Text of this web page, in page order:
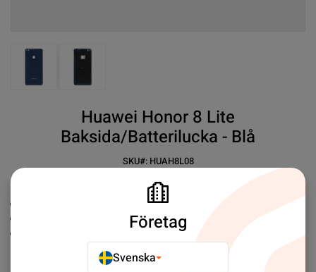
View larger imageView larger image
Huawei Honor 8 Lite
Baksida/Batterilucka - Blå
SKU#: HUAH8L08
SEK 49.00 18
Företag
Svenska